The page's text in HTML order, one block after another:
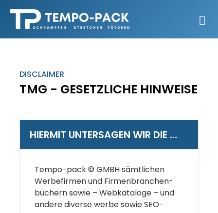
DISCLAIMER
TMG - GESETZLICHE HINWEISE
HIERMIT UNTERSAGEN WIR DIE …
Tempo-pack © GMBH sämtlichen
Werbefirmen und Firmenbranchen-
büchern sowie – Webkataloge – und
andere diverse werbe sowie SEO-